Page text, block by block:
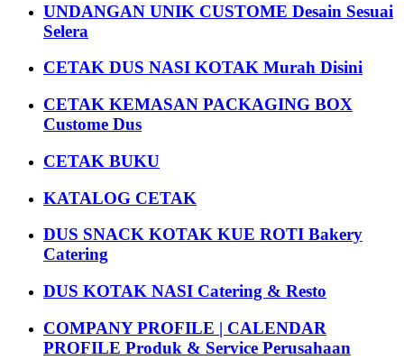
UNDANGAN UNIK CUSTOME Desain Sesuai
Selera
CETAK DUS NASI KOTAK Murah Disini
CETAK KEMASAN PACKAGING BOX
Custome Dus
CETAK BUKU
KATALOG CETAK
DUS SNACK KOTAK KUE ROTI Bakery
Catering
DUS KOTAK NASI Catering & Resto
COMPANY PROFILE | CALENDAR
PROFILE Produk & Service Perusahaan